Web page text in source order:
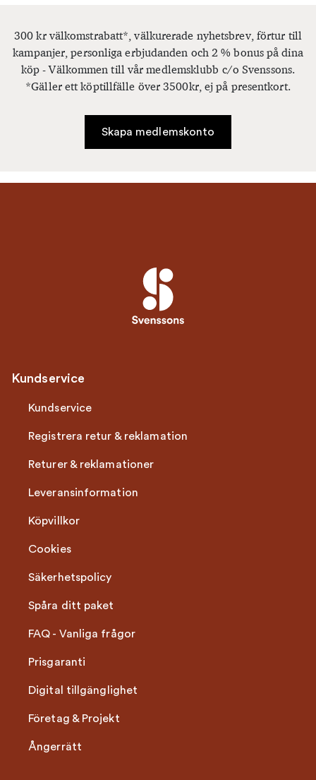
300 kr välkomstrabatt*, välkurerade nyhetsbrev, förtur till
kampanjer, personliga erbjudanden och 2 % bonus på dina
köp - Välkommen till vår medlemsklubb c/o Svenssons.
*Gäller ett köptillfälle över 3500kr, ej på presentkort.
Skapa medlemskonto
Kundservice
Kundservice
Registrera retur & reklamation
Returer & reklamationer
Leveransinformation
Köpvillkor
Cookies
Säkerhetspolicy
Spåra ditt paket
FAQ - Vanliga frågor
Prisgaranti
Digital tillgänglighet
Företag & Projekt
Ångerrätt